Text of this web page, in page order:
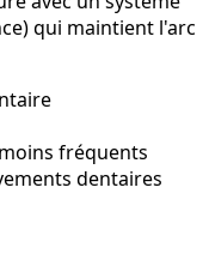
qui maintient l'arc
fréquents
dentaires